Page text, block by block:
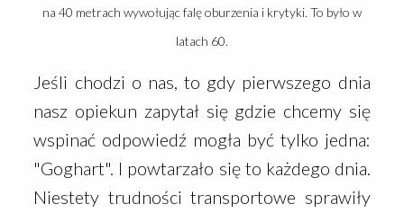
na 40 metrach wywołując falę oburzenia i krytyki. To było w
latach 60.
Jeśli chodzi o nas, to gdy pierwszego dnia
nasz opiekun zapytał się gdzie chcemy się
wspinać odpowiedź mogła być tylko jedna:
"Goghart". I powtarzało się to każdego dnia.
Niestety trudności transportowe sprawiły